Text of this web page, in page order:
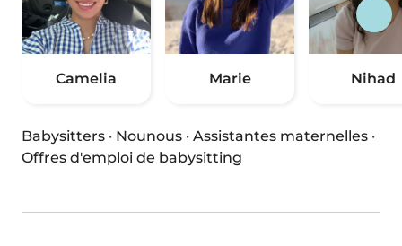
Camelia Marie Nihad
Babysitters · Nounous · Assistantes maternelles ·
Offres d'emploi de babysitting